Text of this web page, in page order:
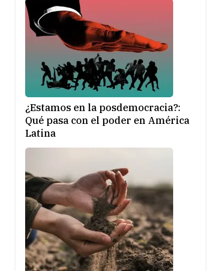
¿Estamos en la posdemocracia?:
Qué pasa con el poder en América
Latina